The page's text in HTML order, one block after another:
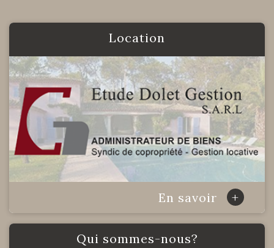
Location
En savoir +
Qui sommes-nous?